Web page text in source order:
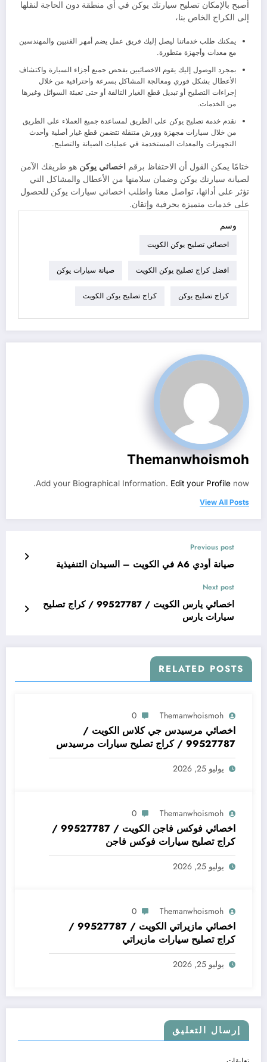
أصبح بالإمكان تصليح سيارتك يوكن في أي منطقة دون الحاجة لنقلها
إلى الكراج الخاص بنا،
يمكنك طلب خدماتنا ليصل إليك فريق عمل يضم أمهر الفنيين والمهندسين
مع معدات وأجهزة متطورة.
بمجرد الوصول إليك يقوم الاخصائيين بفحص جميع أجزاء السيارة واكتشاف
الأعطال بشكل فوري ومعالجة المشاكل بسرعة واحترافية من خلال
إجراءات التصليح أو تبديل قطع الغيار التالفة أو حتى تعبئة السوائل وغيرها
من الخدمات.
نقدم خدمة تصليح يوكن على الطريق لمساعدة جميع العملاء على الطريق
من خلال سيارات مجهزة وورش متنقلة تتضمن قطع غيار أصلية وأحدث
التجهيزات والمعدات المستخدمة في عمليات الصيانة والتصليح.
ختامًا يمكن القول أن الاحتفاظ برقم اخصائي يوكن هو طريقك الآمن
لصيانة سيارتك يوكن وضمان سلامتها من الأعطال والمشاكل التي
تؤثر على أدائها، تواصل معنا واطلب اخصائي سيارات يوكن للحصول
على خدمات متميزة بحرفية وإتقان.
وسم
اخصائي تصليح يوكن الكويت
افضل كراج تصليح يوكن الكويت صيانة سيارات يوكن
كراج تصليح يوكن كراج تصليح يوكن الكويت
Themanwhoismoh
Add your Biographical Information. Edit your Profile now.
View All Posts
Previous post
صيانة أودي A6 في الكويت – السيدان التنفيذية
Next post
اخصائي يارس الكويت / 99527787 / كراج تصليح
سيارات يارس
RELATED POSTS
Themanwhoismoh
0
اخصائي مرسيدس جي كلاس الكويت /
99527787 / كراج تصليح سيارات مرسيدس
جي كلاس
يوليو 25, 2026
Themanwhoismoh
0
اخصائي فوكس فاجن الكويت / 99527787 /
كراج تصليح سيارات فوكس فاجن
يوليو 25, 2026
Themanwhoismoh
0
اخصائي مازيراتي الكويت / 99527787 /
كراج تصليح سيارات مازيراتي
يوليو 25, 2026
إرسال التعليق